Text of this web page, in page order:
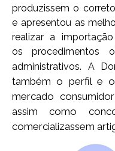
produzissem o
e apresentou as
realizar a
os procedimentos
administrativos. A
também o perfil e
mercado
assim como
comercializassem